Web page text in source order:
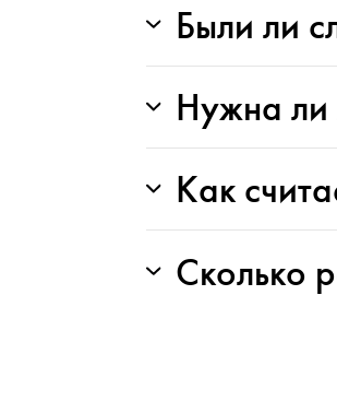
Были ли
Нужна ли
Как
Сколько